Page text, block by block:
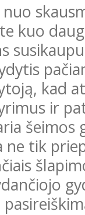
kuo
kad
ir
ne tik